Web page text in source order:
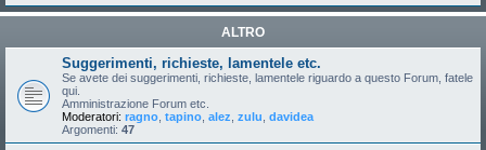
ALTRO
Suggerimenti, richieste, lamentele etc.
Se avete dei suggerimenti, richieste, lamentele riguardo a questo Forum, fatele
qui.
Amministrazione Forum etc.
Moderatori: ragno tapino alez zulu davidea
Argomenti: 47